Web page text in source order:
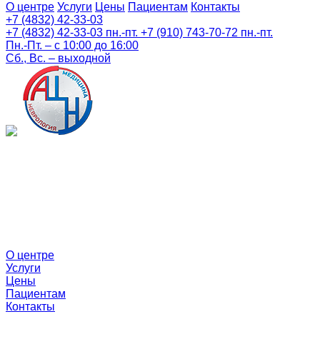
О центре Услуги Цены Пациентам Контакты
+7 (4832) 42-33-03
+7 (4832) 42-33-03 пн.-пт. +7 (910) 743-70-72 пн.-пт.
Пн.-Пт. – с 10:00 до 16:00
Сб., Вс. – выходной
О центре
Услуги
Цены
Пациентам
Контакты